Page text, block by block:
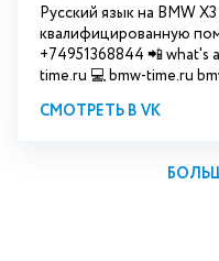
Русский язык на BMW
квалифицированную
+74951368844 📲 what's
time.ru 💻 bmw-time.ru
СМОТРЕТЬ В VK